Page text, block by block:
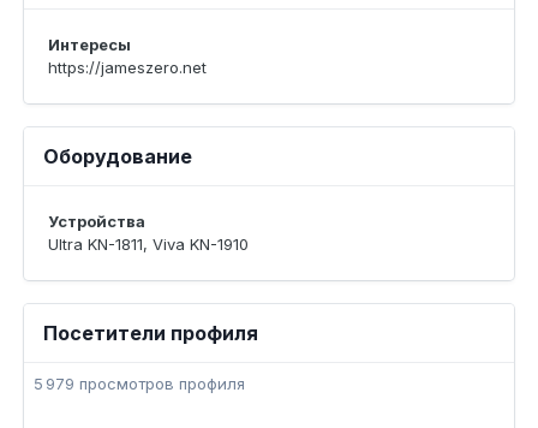
Интересы
https://jameszero.net
Оборудование
Устройства
Ultra KN-1811, Viva KN-1910
Посетители профиля
5 979 просмотров профиля